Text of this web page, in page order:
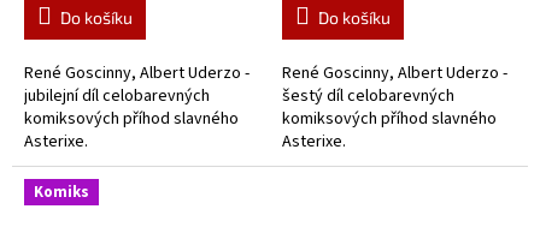
Do košíku
René Goscinny, Albert Uderzo -
jubilejní díl celobarevných
komiksových příhod slavného
Asterixe.
Do košíku
René Goscinny, Albert Uderzo -
šestý díl celobarevných
komiksových příhod slavného
Asterixe.
Komiks